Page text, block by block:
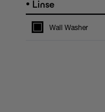
Linse
Wall Washer